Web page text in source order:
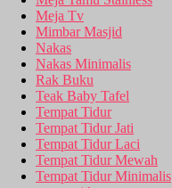
Meja Tv
Mimbar Masjid
Nakas
Nakas Minimalis
Rak Buku
Teak Baby Tafel
Tempat Tidur
Tempat Tidur Jati
Tempat Tidur Laci
Tempat Tidur Mewah
Tempat Tidur Minimalis